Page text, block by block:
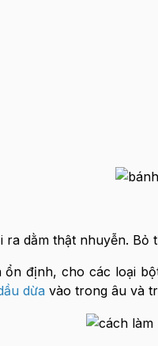
ra dằm thật nhuyễn. Bỏ
định, cho các loại
dừavào trong âu và